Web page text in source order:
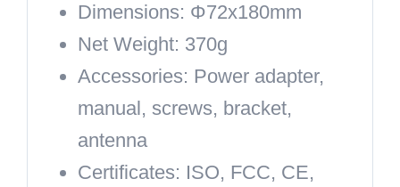
Dimensions: Φ72x180mm
Net Weight: 370g
Accessories: Power adapter,
manual, screws, bracket,
antenna
Certificates: ISO, FCC, CE,